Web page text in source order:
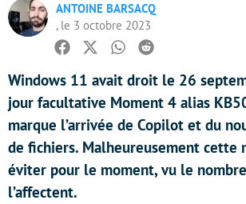
ANTOINE BARSACQ
, le 3 octobre 2023
Facebook
TwitterWhatsapp
Reddit
Windows 11 avait droit le 26
jour facultative Moment 4 alias
marque l’arrivée de Copilot et du
de fichiers. Malheureusement cette
éviter pour le moment, vu le
l’affectent.